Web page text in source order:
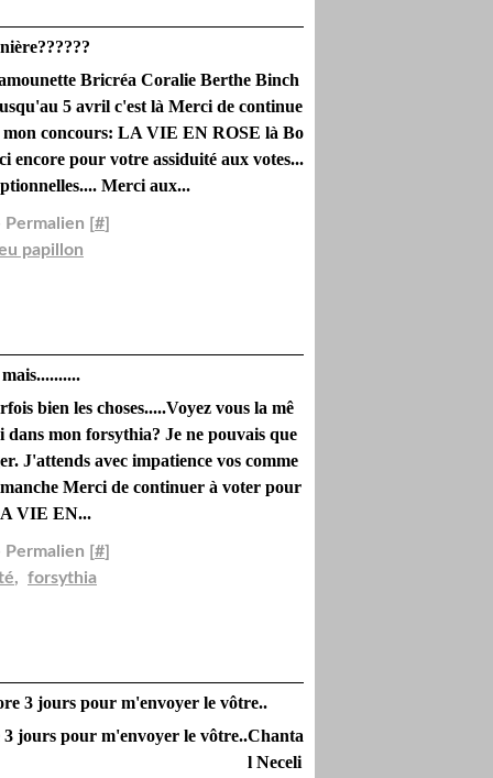
Bricréa Coralie Berthe Binch
5 avril c'est là Merci de continue
concours: LA VIE EN ROSE là Bo
encore pour votre assiduité aux votes...
Merci aux...
Permalien [#]
papillon
bien les choses.....Voyez vous la mê
dans mon forsythia? Je ne pouvais que
J'attends avec impatience vos comme
Merci de continuer à voter pour
VIE EN...
Permalien [#]
, forsythia
3 jours pour m'envoyer le vôtre..
Chanta
l Neceli